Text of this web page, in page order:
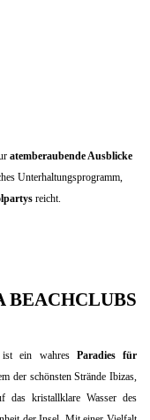
atemberaubende Ausblicke
Unterhaltungsprogramm,
reicht.
BEACHCLUBS
ein wahres Paradies für
der schönsten Strände Ibizas,
das kristallklare Wasser des